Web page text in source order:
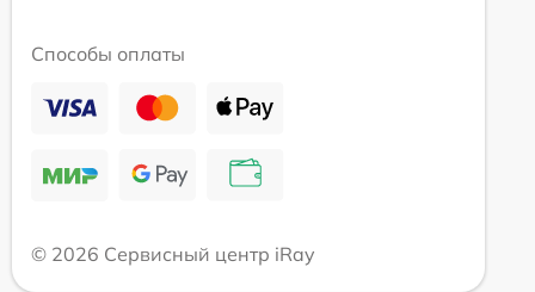
Способы оплаты
© 2026 Сервисный центр iRay